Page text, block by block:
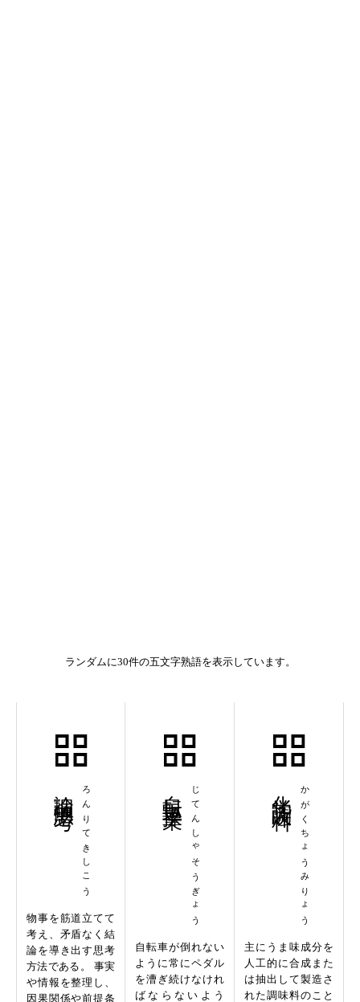
ランダムに30件の五文字熟語を表示しています。
ろんりてきしこう
物事を筋道立てて
考え、矛盾なく結
論を導き出す思考
方法である。 事実
や情報を整理し、
因果関係や前提条
じてんしゃそうぎょう
自転車が倒れない
ように常にペダル
を漕ぎ続けなけれ
ばならないよう
かがくちょうみりょう
主にうま味成分を
人工的に合成また
は抽出して製造さ
れた調味料のこと